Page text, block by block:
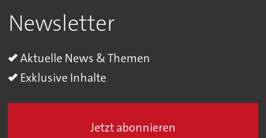
Newsletter
Aktuelle News & Themen
Exklusive Inhalte
Jetzt abonnieren